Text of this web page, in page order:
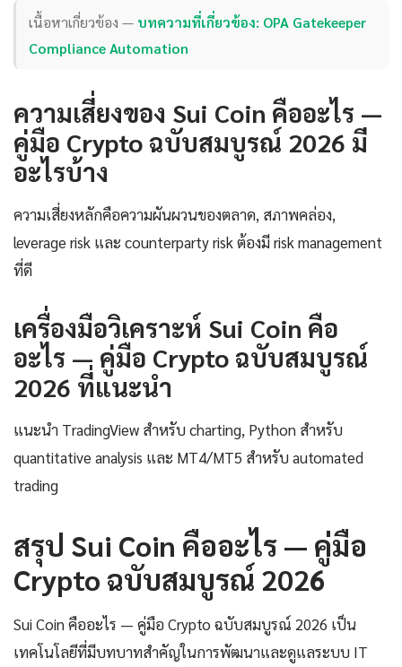
เนื้อหาเกี่ยวข้อง — บทความที่เกี่ยวข้อง: OPA Gatekeeper
Compliance Automation
ความเสี่ยงของ Sui Coin คืออะไร —
คู่มือ Crypto ฉบับสมบูรณ์ 2026 มี
อะไรบ้าง
ความเสี่ยงหลักคือความผันผวนของตลาด, สภาพคล่อง,
leverage risk และ counterparty risk ต้องมี risk management
ที่ดี
เครื่องมือวิเคราะห์ Sui Coin คือ
อะไร — คู่มือ Crypto ฉบับสมบูรณ์
2026 ที่แนะนำ
แนะนำ TradingView สำหรับ charting, Python สำหรับ
quantitative analysis และ MT4/MT5 สำหรับ automated
trading
สรุป Sui Coin คืออะไร — คู่มือ
Crypto ฉบับสมบูรณ์ 2026
Sui Coin คืออะไร — คู่มือ Crypto ฉบับสมบูรณ์ 2026 เป็น
เทคโนโลยีที่มีบทบาทสำคัญในการพัฒนาและดูแลระบบ IT